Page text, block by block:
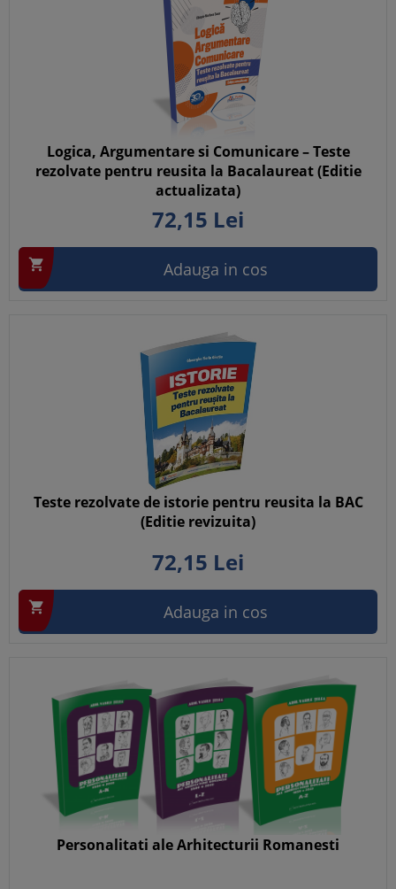
Logica, Argumentare si Comunicare – Teste
rezolvate pentru reusita la Bacalaureat (Editie
actualizata)
72,15 Lei
 Adauga in cos
Teste rezolvate de istorie pentru reusita la BAC
(Editie revizuita)
72,15 Lei
 Adauga in cos
Personalitati ale Arhitecturii Romanesti